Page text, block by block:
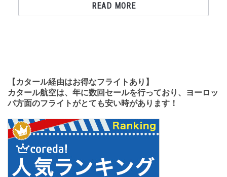
READ MORE
【カタール経由はお得なフライトあり】
カタール航空は、年に数回セールを行っており、ヨーロッ
パ方面のフライトがとても安い時があります！